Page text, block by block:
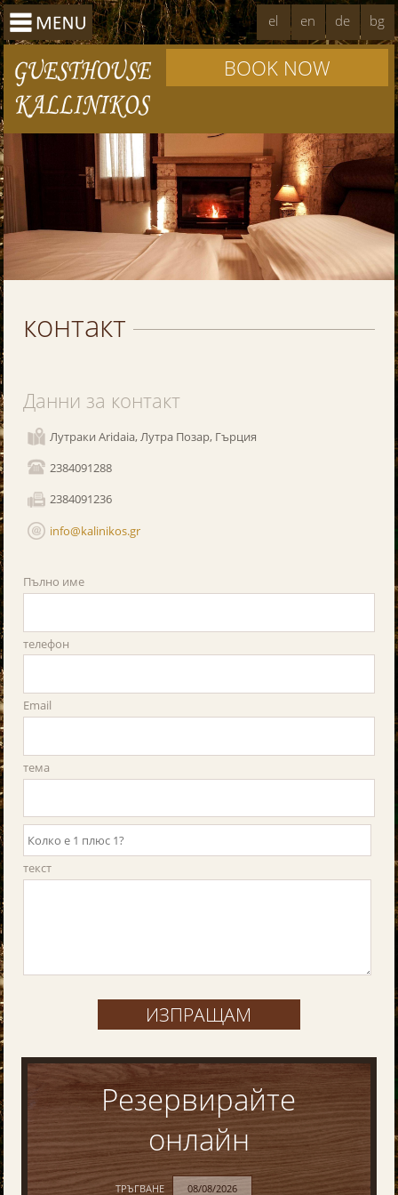
bg
de
en
el
BOOK NOW
контакт
Данни за контакт
Лутраки Aridaia, Лутра Позар, Гърция
2384091288
2384091236
info@kalinikos.gr
Пълно име
телефон
Email
тема
текст
Резервирайте
онлайн
ТРЪГВАНЕ